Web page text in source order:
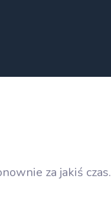
za jakiś czas.